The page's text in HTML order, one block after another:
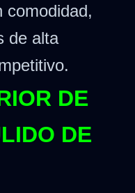
comodidad,
de alta
DE
DE